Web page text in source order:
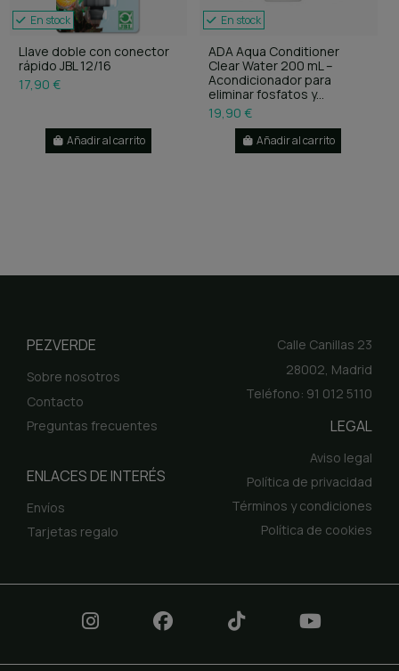
En stock
Llave doble con conector
rápido JBL 12/16
17,90 €
Añadir al carrito
En stock
ADA Aqua Conditioner
Clear Water 200 mL –
Acondicionador para
eliminar fosfatos y...
19,90 €
Añadir al carrito
PEZVERDE
Sobre nosotros
Contacto
Preguntas frecuentes
ENLACES DE INTERÉS
Envíos
Tarjetas regalo
Calle Canillas 23
28002, Madrid
Teléfono: 91 012 5110
LEGAL
Aviso legal
Política de privacidad
Términos y condiciones
Política de cookies